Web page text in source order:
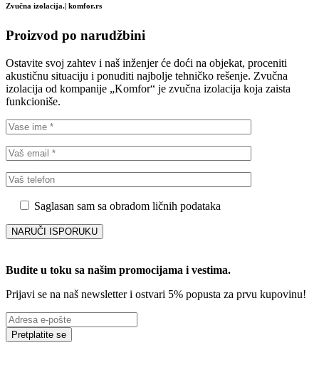
Zvučna izolacija.| komfor.rs
Proizvod po narudžbini
Ostavite svoj zahtev i naš inženjer će doći na objekat, proceniti
akustičnu situaciju i ponuditi najbolje tehničko rešenje. Zvučna
izolacija od kompanije „Komfor“ je zvučna izolacija koja zaista
funkcioniše.
Saglasan sam sa obradom ličnih podataka
Budite u toku sa našim promocijama i vestima.
Prijavi se na naš newsletter i ostvari 5% popusta za prvu kupovinu!
Pretplatite se